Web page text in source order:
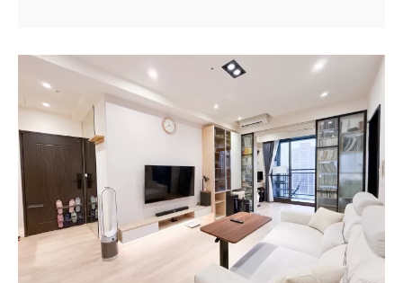
這間把較多空間留給主臥與日常活動區域，
適合重視居住尺度的家庭。 【這間房子的重
點】 ◆ 地上4層社區型別墅，室內空間完整
◆ 一樓規劃獨立車庫，停車與進出方便 ◆
建物79.76坪，主建物加陽台約71.67坪 ◆ 3
房2廳3衛，單層空間較為寬裕 ◆ 主臥採單
層規劃，保有完整休息空間 ◆ 衛浴設有對
外窗，有助採光與通風 ◆ 房屋面寬條件不
錯，有利室內自然採光 ◆ 社區型別墅可使